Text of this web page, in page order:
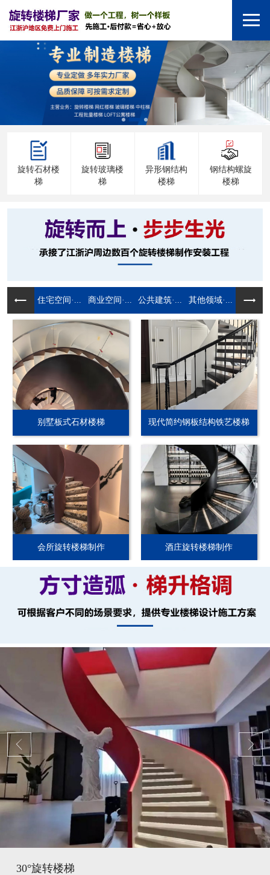
旋转石材楼
梯
旋转玻璃楼
梯
异形钢结构
楼梯
钢结构螺旋
楼梯
住宅空间·... 商业空间·... 公共建筑·... 其他领域·...
别墅板式石材楼梯 现代简约钢板结构铁艺楼梯
会所旋转楼梯制作 酒庄旋转楼梯制作
30°旋转楼梯